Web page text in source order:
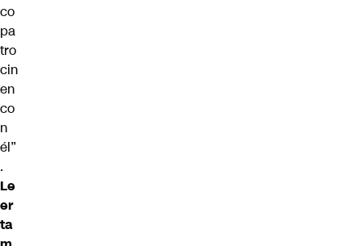
co
pa
tro
cin
en
co
n
él”
.
Le
er
ta